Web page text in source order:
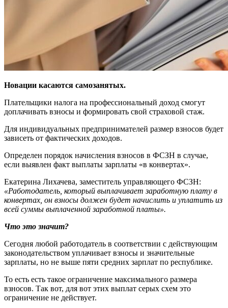
Новации касаются самозанятых.
Плательщики налога на профессиональный доход смогут
доплачивать взносы и формировать свой страховой стаж.
Для индивидуальных предпринимателей размер взносов будет
зависеть от фактических доходов.
Определен порядок начисления взносов в ФСЗН в случае,
если выявлен факт выплаты зарплаты «в конвертах».
Екатерина Лихачева, заместитель управляющего ФСЗН:
«Работодатель, который выплачивает заработную плату в
конвертах, он взносы должен будет начислить и уплатить из
всей суммы выплаченной заработной платы».
Что это значит?
Сегодня любой работодатель в соответствии с действующим
законодательством уплачивает взносы и значительные
зарплаты, но не выше пяти средних зарплат по республике.
То есть есть такое ограничение максимального размера
взносов. Так вот, для вот этих выплат серых схем это
ограничение не действует.